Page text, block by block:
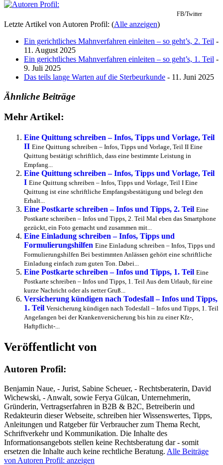
FB/Twitter
Letzte Artikel von Autoren Profil: (Alle anzeigen)
Ein gerichtliches Mahnverfahren einleiten – so geht’s, 2. Teil -
11. August 2025
Ein gerichtliches Mahnverfahren einleiten – so geht’s, 1. Teil -
9. Juli 2025
Das teils lange Warten auf die Sterbeurkunde - 11. Juni 2025
Ähnliche Beiträge
Mehr Artikel:
Eine Quittung schreiben – Infos, Tipps und Vorlage, Teil
II Eine Quittung schreiben – Infos, Tipps und Vorlage, Teil II Eine
Quittung bestätigt schriftlich, dass eine bestimmte Leistung in
Empfang...
Eine Quittung schreiben – Infos, Tipps und Vorlage, Teil
I Eine Quittung schreiben – Infos, Tipps und Vorlage, Teil I Eine
Quittung ist eine schriftliche Empfangsbestätigung und belegt den
Erhalt...
Eine Postkarte schreiben – Infos und Tipps, 2. Teil Eine
Postkarte schreiben – Infos und Tipps, 2. Teil Mal eben das Smartphone
gezückt, ein Foto gemacht und zusammen mit...
Eine Einladung schreiben – Infos, Tipps und
Formulierungshilfen Eine Einladung schreiben – Infos, Tipps und
Formulierungshilfen Bei bestimmten Anlässen gehört eine schriftliche
Einladung einfach zum guten Ton. Dabei...
Eine Postkarte schreiben – Infos und Tipps, 1. Teil Eine
Postkarte schreiben – Infos und Tipps, 1. Teil Aus dem Urlaub, für eine
kurze Nachricht oder als netter Gruß...
Versicherung kündigen nach Todesfall – Infos und Tipps,
1. Teil Versicherung kündigen nach Todesfall – Infos und Tipps, 1. Teil
Angefangen bei der Krankenversicherung bis hin zu einer Kfz-,
Haftpflicht-...
Veröffentlicht von
Autoren Profil:
Benjamin Naue, - Jurist, Sabine Scheuer, - Rechtsberaterin, David
Wichewski, - Anwalt, sowie Ferya Gülcan, Unternehmerin,
Gründerin, Vertragserfahren in B2B & B2C, Betreiberin und
Redakteurin dieser Webseite, schreiben hier Wissenswertes, Tipps,
Anleitungen und Ratgeber für Verbraucher zum Thema Recht,
Schriftverkehr und Kommunikation. Die Inhalte des
Informationsangebots stellen keine Rechtsberatung dar - somit
ersetzen die Inhalte auch keine rechtliche Beratung. Alle Beiträge
von Autoren Profil: anzeigen